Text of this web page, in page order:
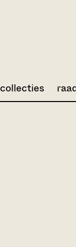
collecties